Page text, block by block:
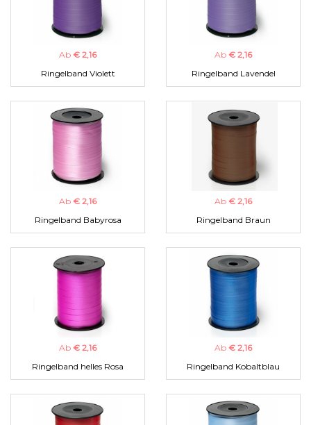
Ab € 2,16
Ringelband Violett
Ab € 2,16
Ringelband Lavendel
Ab € 2,16
Ringelband Babyrosa
Ab € 2,16
Ringelband Braun
Ab € 2,16
Ringelband helles Rosa
Ab € 2,16
Ringelband Kobaltblau